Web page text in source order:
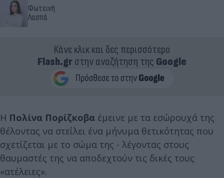
Φωτεινή
Λασπά
Κάνε κλικ και δες περισσότερο
Flash.grστην αναζήτηση της Google
Η Πολίνα Πορίζκοβα έμεινε με τα εσώρουχά της
θέλοντας να στείλει ένα μήνυμα θετικότητας που
σχετίζεται με το σώμα της - λέγοντας στους
θαυμαστές της να αποδεχτούν τις δικές τους
«ατέλειες».